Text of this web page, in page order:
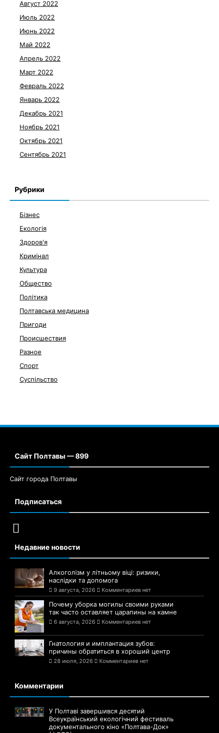
Август 2022
Июль 2022
Июнь 2022
Май 2022
Апрель 2022
Март 2022
Февраль 2022
Январь 2022
Декабрь 2021
Ноябрь 2021
Октябрь 2021
Сентябрь 2021
Рубрики
Бізнес
Екологія
Здоров'я
Кримінал
Культура
Общество
Політика
Полтавська медицина
Пригоди
Происшествия
Разное
Спорт
Суспільство
Сайт Полтавы — 899
Сайт города Полтавы
Подписаться
Недавние новости
Алкоголізм у літньому віці: ризики,
наслідки та допомога
9 августа, 2026 Комментариев нет
Почему уборка могилы своими руками
так часто оставляет царапины на камне
6 августа, 2026 Комментариев нет
Гнатология и имплантация зубов:
причины обратиться в хороший центр
28 июля, 2026 Комментариев нет
Комментарии
У Полтаві завершився десятий
Всеукраїнський екологічний фестиваль
документального кіно «Полтава-Док»